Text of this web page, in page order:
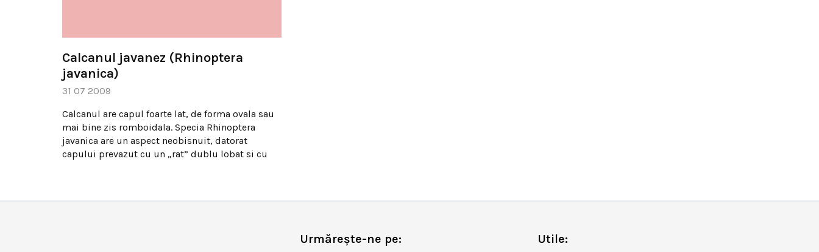
Calcanul javanez (Rhinoptera
javanica)
31 07 2009
Calcanul are capul foarte lat, de forma ovala sau
mai bine zis romboidala. Specia Rhinoptera
javanica are un aspect neobisnuit, datorat
capului prevazut cu un „rat” dublu lobat si cu
Urmărește-ne pe: Utile: